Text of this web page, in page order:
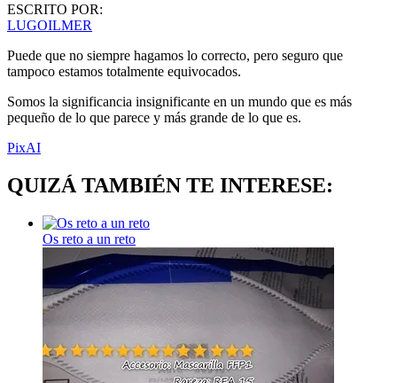
ESCRITO POR:
LUGOILMER
Puede que no siempre hagamos lo correcto, pero seguro que
tampoco estamos totalmente equivocados.
Somos la significancia insignificante en un mundo que es más
pequeño de lo que parece y más grande de lo que es.
PixAI
QUIZÁ TAMBIÉN TE INTERESE:
Os reto a un reto